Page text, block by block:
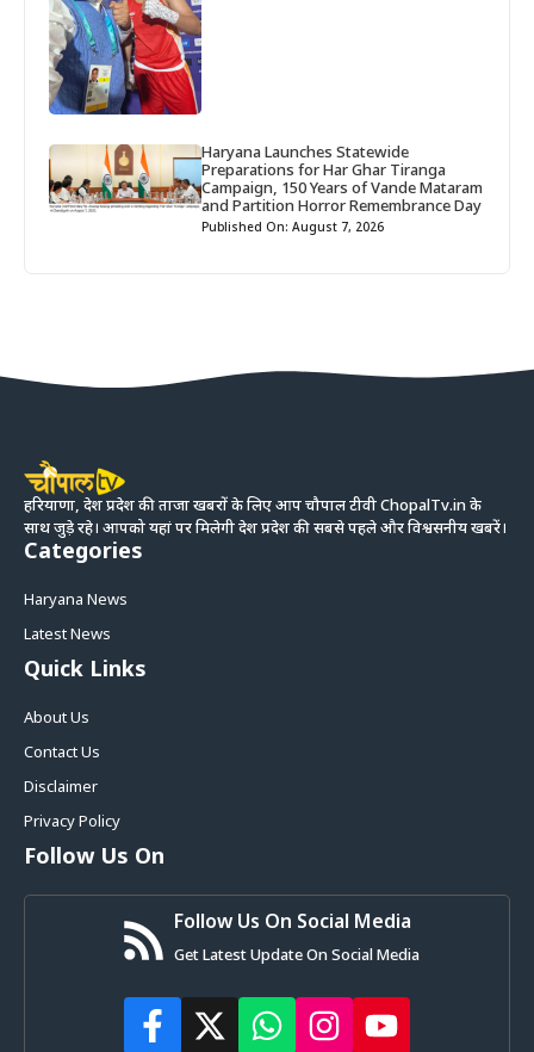
Haryana Launches Statewide
Preparations for Har Ghar Tiranga
Campaign, 150 Years of Vande Mataram
and Partition Horror Remembrance Day
Published On: August 7, 2026
हरियाणा, देश प्रदेश की ताजा खबरों के लिए आप चौपाल टीवी ChopalTv.in के
साथ जुड़े रहे। आपको यहां पर मिलेगी देश प्रदेश की सबसे पहले और विश्वसनीय खबरें।
Categories
Haryana News
Latest News
Quick Links
About Us
Contact Us
Disclaimer
Privacy Policy
Follow Us On
Follow Us On Social Media
Get Latest Update On Social Media